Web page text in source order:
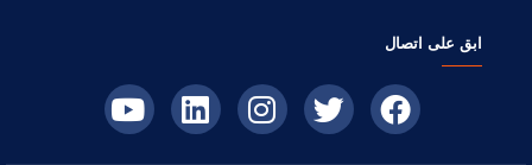
ابق على اتصال